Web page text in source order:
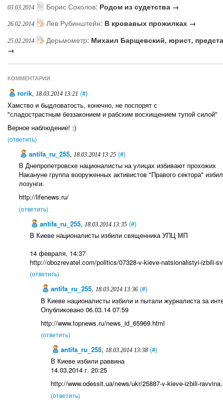
03.03.2014 Борис Соколов: Родом из судетства →
26.02.2014 Лев Рубинштейн: В кровавых прожилках →
25.02.2014 Дерьмометр: Михаил Барщевский, юрист,
→
КОММЕНТАРИИ
rorik, 18.03.2014 13:21 (#)
Хамство и быдловатость, конечно, не поспорят с
"сладострастным беззаконием и рабским восхищением тупой силой"
Верное наблюдение! :)
(ответить)
antifa_ru_255, 18.03.2014 13:25 (#)
В Днепропетровске националисты на улицах избивают прохожих
Накануне группа вооруженных активистов "Правого сектора"
лозунги.
http://lifenews.ru/
(ответить)
antifa_ru_255, 18.03.2014 13:35 (#)
В Киеве националисты избили священника УПЦ МП
14 февраля, 14:37
http://obozrevatel.com/politics/07328-v-kieve-natsionalistyi-izbili-
(ответить)
antifa_ru_255, 18.03.2014 13:36 (#)
В Киеве националисты избили и пытали журналиста за
Опубликовано 06.03.14 07:59
http://www.topnews.ru/news_id_65969.html
(ответить)
antifa_ru_255,18.03.2014 13:38 (#)
В Киеве избили раввина
14.03.2014 г. 20:25
http://www.odessit.ua/news/ukr/25887-v-kieve-izbili-
(ответить)